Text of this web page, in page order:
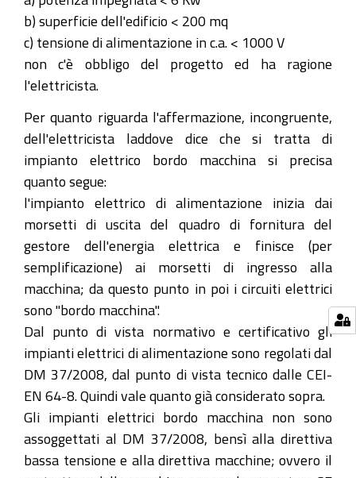
b) superficie dell'edificio < 200 mq
c) tensione di alimentazione in c.a. < 1000 V
non c'è obbligo del progetto ed ha ragione
l'elettricista.
Per quanto riguarda l'affermazione, incongruente,
dell'elettricista laddove dice che si tratta di
impianto elettrico bordo macchina si precisa
quanto segue:
l'impianto elettrico di alimentazione inizia dai
morsetti di uscita del quadro di fornitura del
gestore dell'energia elettrica e finisce (per
semplificazione) ai morsetti di ingresso alla
macchina; da questo punto in poi i circuiti elettrici
sono "bordo macchina".
Dal punto di vista normativo e certificativo gli
impianti elettrici di alimentazione sono regolati dal
DM 37/2008, dal punto di vista tecnico dalle CEI-
EN 64-8. Quindi vale quanto già considerato sopra.
Gli impianti elettrici bordo macchina non sono
assoggettati al DM 37/2008, bensì alla direttiva
bassa tensione e alla direttiva macchine; ovvero il